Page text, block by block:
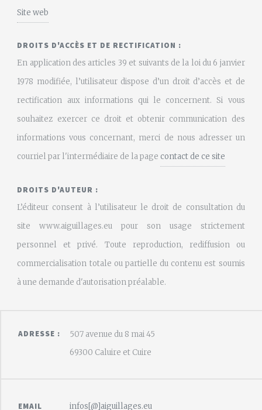
Site web
DROITS D'ACCÈS ET DE RECTIFICATION :
En application des articles 39 et suivants de la loi du 6 janvier
1978 modifiée, l’utilisateur dispose d’un droit d’accès et de
rectification aux informations qui le concernent. Si vous
souhaitez exercer ce droit et obtenir communication des
informations vous concernant, merci de nous adresser un
courriel par l'intermédiaire de la page contact de ce site
DROITS D'AUTEUR :
L’éditeur consent à l’utilisateur le droit de consultation du
site www.aiguillages.eu pour son usage strictement
personnel et privé. Toute reproduction, rediffusion ou
commercialisation totale ou partielle du contenu est soumis
à une demande d'autorisation préalable.
ADRESSE :
507 avenue du 8 mai 45
69300 Caluire et Cuire
EMAIL infos[@]aiguillages.eu